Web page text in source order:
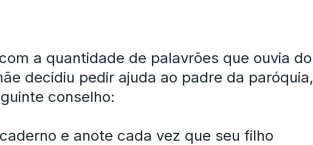
a quantidade de palavrões que ouvia do
decidiu pedir ajuda ao padre da paróquia,
conselho:
e anote cada vez que seu filho